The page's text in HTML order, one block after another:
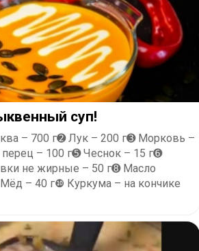
суп!
– 700 г➋ Лук – 200 г➌ Морковь –
– 100 г➎ Чеснок – 15 г➏
не жирные – 50 г➑ Масло
– 40 г❿ Куркума – на кончике